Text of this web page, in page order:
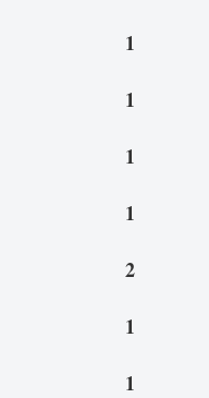
1
1
1
1
2
1
1